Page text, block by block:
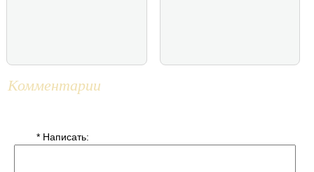
Комментарии
* Написать: